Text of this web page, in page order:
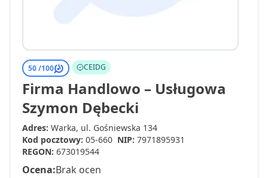
50 /100 CEIDG
Firma Handlowo – Usługowa
Szymon Dębecki
Adres: Warka, ul. Gośniewska 134
Kod pocztowy: 05-660 NIP: 7971895931
REGON: 673019544
Ocena:Brak ocen